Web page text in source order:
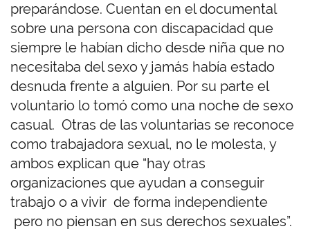
preparándose. Cuentan en el documental
sobre una persona con discapacidad que
siempre le habían dicho desde niña que no
necesitaba del sexo y jamás había estado
desnuda frente a alguien. Por su parte el
voluntario lo tomó como una noche de sexo
casual. Otras de las voluntarias se reconoce
como trabajadora sexual, no le molesta, y
ambos explican que “hay otras
organizaciones que ayudan a conseguir
trabajo o a vivir de forma independiente
pero no piensan en sus derechos sexuales”.